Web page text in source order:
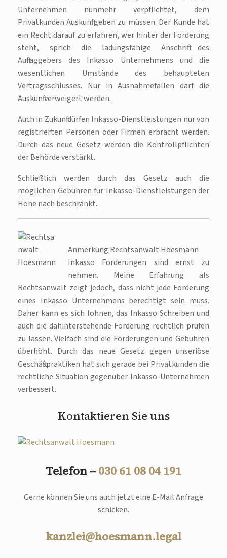
Unternehmen nunmehr verpflichtet, dem
Privatkunden Auskunft geben zu müssen. Der Kunde hat
ein Recht darauf zu erfahren, wer hinter der Forderung
steht, sprich die ladungsfähige Anschrift des
Auftraggebers des Inkasso Unternehmens und die
wesentlichen Umstände des behaupteten
Vertragsschlusses. Nur in Ausnahmefällen darf die
Auskunft verweigert werden.
Auch in Zukunft dürfen Inkasso-Dienstleistungen nur von
registrierten Personen oder Firmen erbracht werden.
Durch das neue Gesetz werden die Kontrollpflichten
der Behörde verstärkt.
Schließlich werden durch das Gesetz auch die
möglichen Gebühren für Inkasso-Dienstleistungen der
Höhe nach beschränkt.
Anmerkung Rechtsanwalt Hoesmann
Inkasso Forderungen sind ernst zu
nehmen. Meine Erfahrung als
Rechtsanwalt zeigt jedoch, dass nicht jede Forderung
eines Inkasso Unternehmens berechtigt sein muss.
Daher kann es sich lohnen, das Inkasso Schreiben und
auch die dahinterstehende Forderung rechtlich prüfen
zu lassen. Vielfach sind die Forderungen und Gebühren
überhöht. Durch das neue Gesetz gegen unseriöse
Geschäftspraktiken hat sich gerade bei Privatkunden die
rechtliche Situation gegenüber Inkasso-Unternehmen
verbessert.
Kontaktieren Sie uns
Telefon – 030 61 08 04 191
Gerne können Sie uns auch jetzt eine E-Mail Anfrage
schicken.
kanzlei@hoesmann.legal